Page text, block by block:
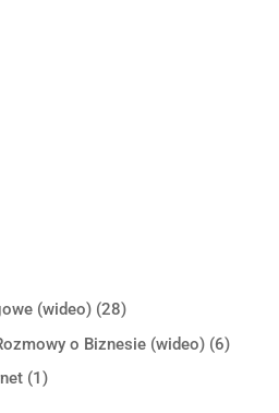
(wideo)(28)
o Biznesie (wideo)(6)
(1)